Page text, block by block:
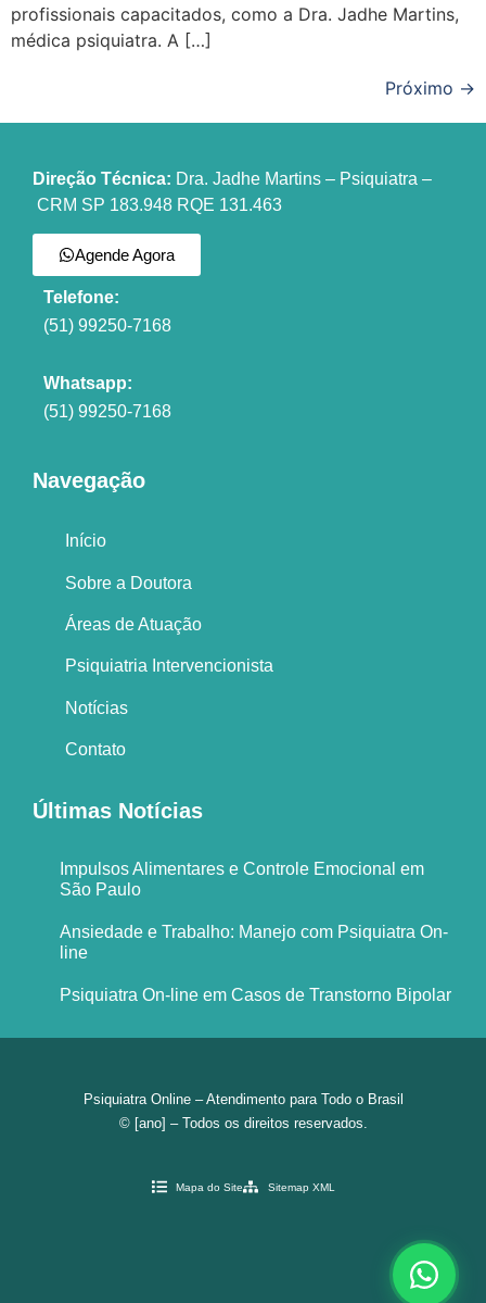
profissionais capacitados, como a Dra. Jadhe Martins,
médica psiquiatra. A […]
Próximo →
Direção Técnica: Dra. Jadhe Martins – Psiquiatra –
CRM SP 183.948 RQE 131.463
Agende Agora
Telefone:
(51) 99250-7168
Whatsapp:
(51) 99250-7168
Navegação
Início
Sobre a Doutora
Áreas de Atuação
Psiquiatria Intervencionista
Notícias
Contato
Últimas Notícias
Impulsos Alimentares e Controle Emocional em
São Paulo
Ansiedade e Trabalho: Manejo com Psiquiatra On-
line
Psiquiatra On-line em Casos de Transtorno Bipolar
Psiquiatra Online – Atendimento para Todo o Brasil
© [ano] – Todos os direitos reservados.
Mapa do Site Sitemap XML